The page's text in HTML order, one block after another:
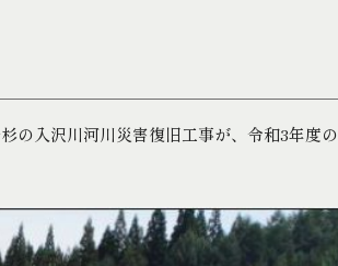
入沢川河川災害復旧工事が、令和3年度の